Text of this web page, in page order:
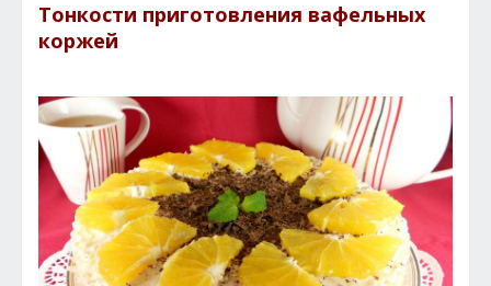
Тонкости приготовления вафельных
коржей